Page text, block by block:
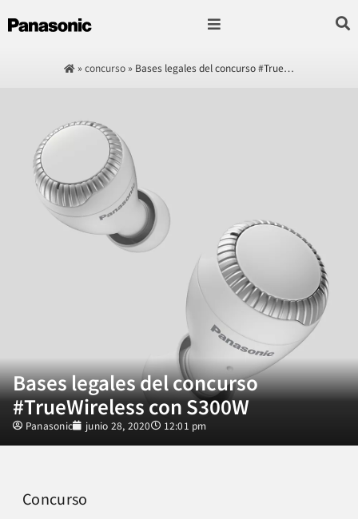
»concurso» Bases legales del concurso #True…
Bases legales del concurso
#TrueWireless con S300W
Panasonic junio 28, 2020 12:01 pm
Concurso